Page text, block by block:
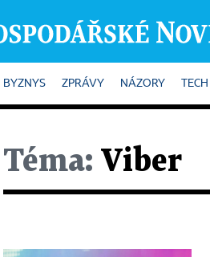
BYZNYS ZPRÁVY NÁZORY TECH
Téma: Viber